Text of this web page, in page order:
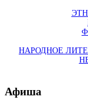
НАРОДНОЕ
Афиша